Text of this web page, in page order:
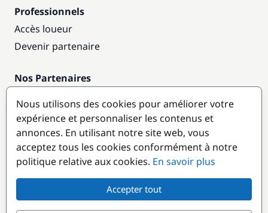
Professionnels
Accès loueur
Devenir partenaire
Nos Partenaires
Destinations populaires
Nous utilisons des cookies pour améliorer votre
expérience et personnaliser les contenus et
annonces. En utilisant notre site web, vous
acceptez tous les cookies conformément à notre
politique relative aux cookies. En savoir plus
Accepter tout